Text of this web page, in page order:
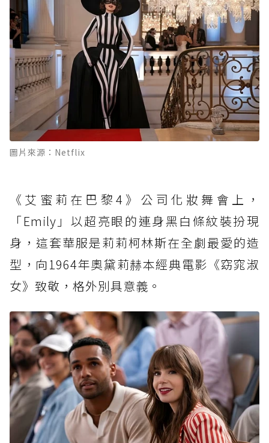
圖片來源：Netflix
《艾蜜莉在巴黎4》公司化妝舞會上，
「Emily」以超亮眼的連身黑白條紋裝扮現
身，這套華服是莉莉柯林斯在全劇最愛的造
型，向1964年奧黛莉赫本經典電影《窈窕淑
女》致敬，格外別具意義。